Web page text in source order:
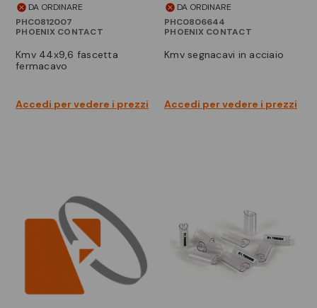
DA ORDINARE
PHC0812007
PHOENIX CONTACT
kmv 44x9,6 fascetta
fermacavo
Accedi per vedere i prezzi
DA ORDINARE
PHC0806644
PHOENIX CONTACT
kmv segnacavi in acciaio
Accedi per vedere i prezzi